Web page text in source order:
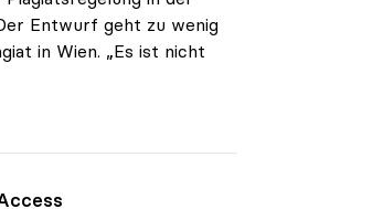
Entwurf geht zu wenig
in Wien. „Es ist nicht